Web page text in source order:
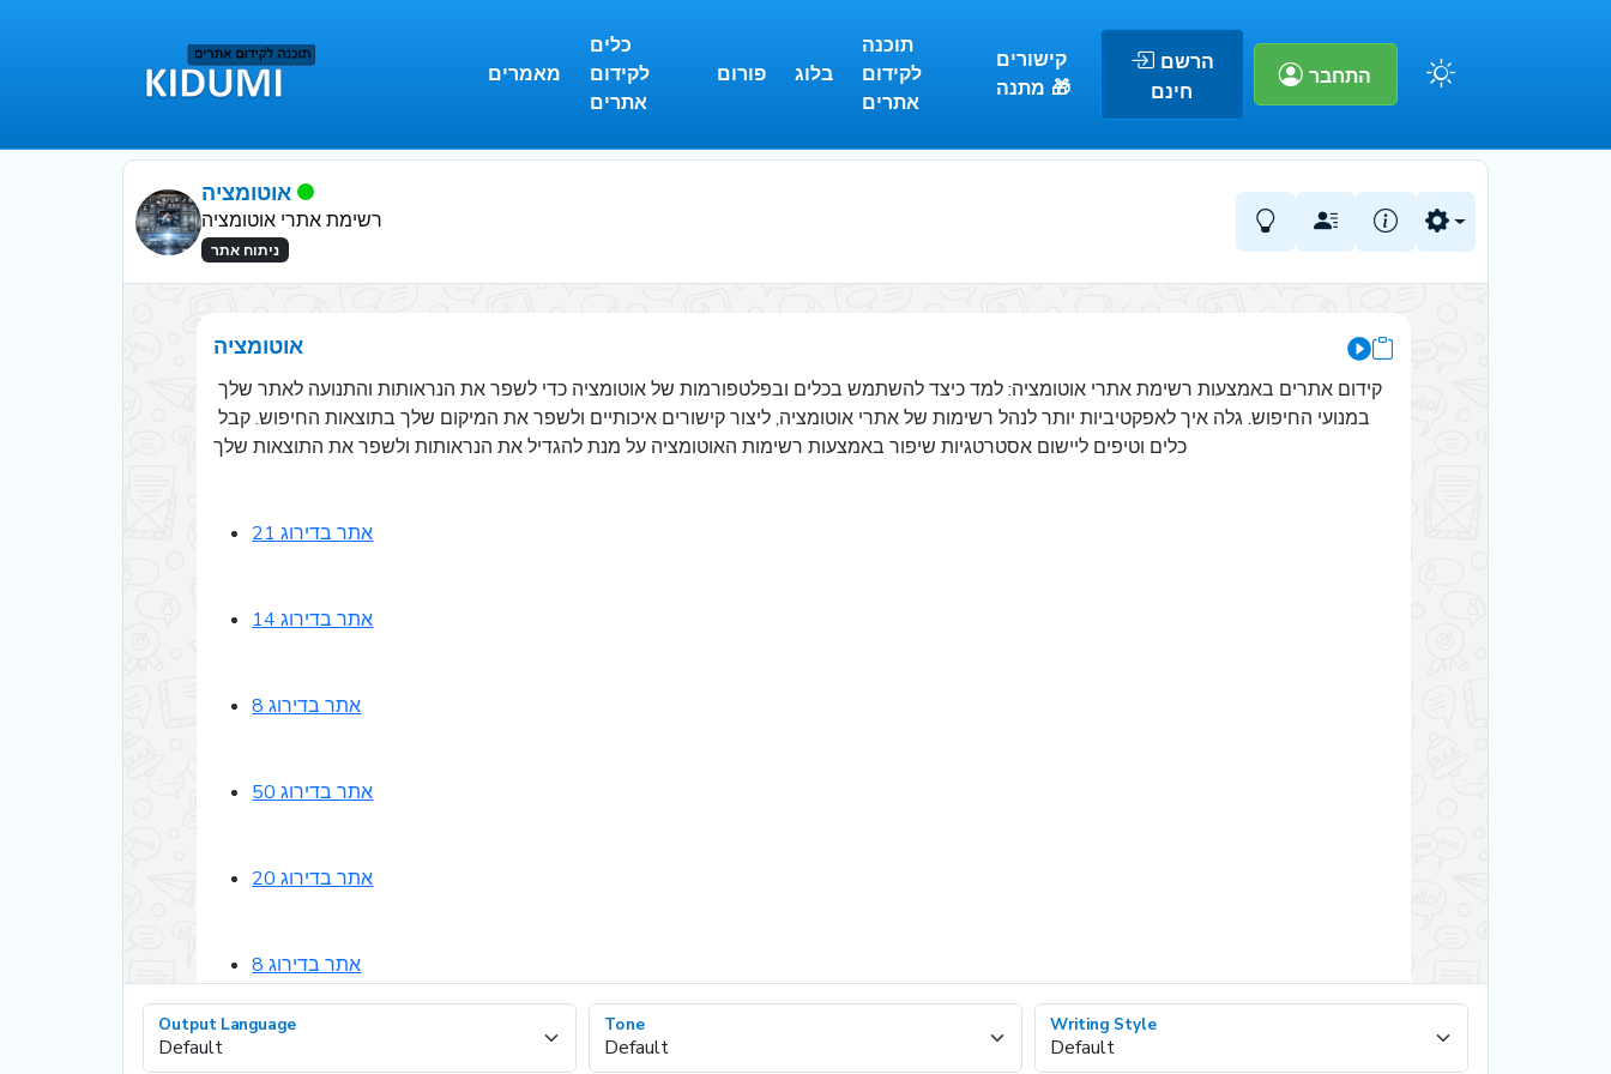
מאמרים
כלים
לקידום
אתרים
פורום בלוג
תוכנה
לקידום
אתרים
קישורים
מתנה 🎁
הרשם
חינם
התחבר
רשימת אתרי אוטומציה
ניתוח אתר
אוטומציה
קידום אתרים באמצעות רשימת אתרי אוטומציה: למד כיצד להשתמש בכלים ובפלטפורמות של אוטומציה כדי לשפר את הנראותות והתנועה לאתר שלך
במנועי החיפוש. גלה איך לאפקטיביות יותר לנהל רשימות של אתרי אוטומציה, ליצור קישורים איכותיים ולשפר את המיקום שלך בתוצאות החיפוש. קבל
אתר בדירוג 21
אתר בדירוג 14
אתר בדירוג 8
אתר בדירוג 50
אתר בדירוג 20
אתר בדירוג 8
Output Language Tone Writing Style